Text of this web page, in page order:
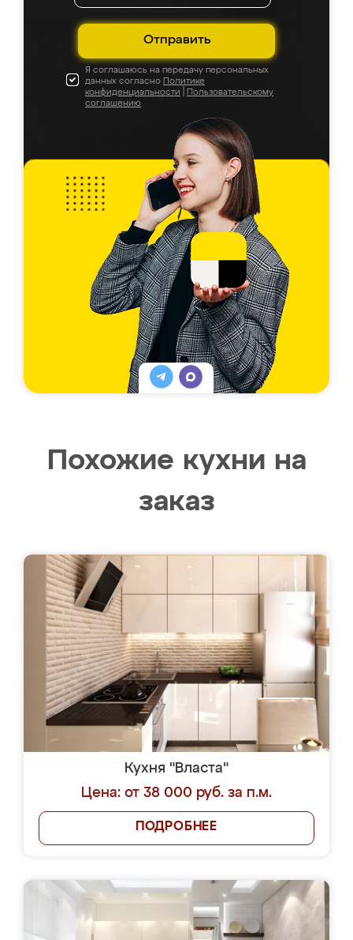
Отправить
Я соглашаюсь на передачу персональных
данных согласно Политике
конфиденциальности
Пользовательскому
соглашению
Похожие кухни на
заказ
Кухня "Власта"
Цена: от 38 000 руб. за п.м.
ПОДРОБНЕЕ